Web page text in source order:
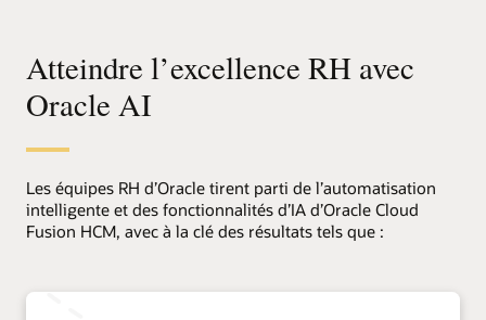
Atteindre l’excellence RH avec
Oracle AI
Les équipes RH d’Oracle tirent parti de l’automatisation
intelligente et des fonctionnalités d’IA d’Oracle Cloud
Fusion HCM, avec à la clé des résultats tels que :